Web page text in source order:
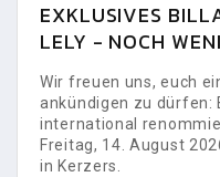
EXKLUSIVES
LELY - NOCH
Wir freuen uns, euch
ankündigen zu dürfen:
international
Freitag, 14. August
in Kerzers.